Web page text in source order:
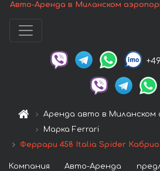
Авто-Аренда в Миланском
Аренда авто в Миланском
Марка Ferrari
Феррари 458 Italia Spider
Компания Авто-Аренда